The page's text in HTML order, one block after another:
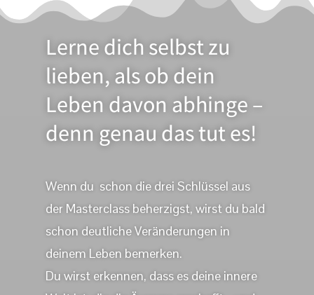
Lerne dich selbst zu
lieben, als ob dein
Leben davon abhinge –
denn genau das tut es!
Wenn du schon die drei Schlüssel aus
der Masterclass beherzigst, wirst du bald
schon deutliche Veränderungen in
deinem Leben bemerken.
Du wirst erkennen, dass es deine innere